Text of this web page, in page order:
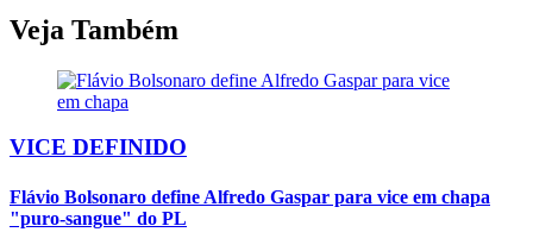
Veja Também
VICE DEFINIDO
Flávio Bolsonaro define Alfredo Gaspar para vice em chapa
"puro-sangue" do PL